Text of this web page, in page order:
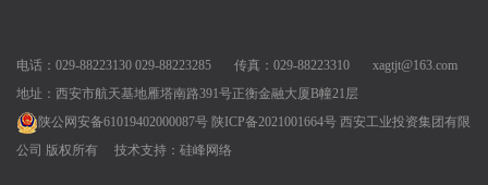
电话：029-88223130 029-88223285 传真：029-88223310 xagtjt@163.com
地址：西安市航天基地雁塔南路391号正衡金融大厦B幢21层
陕公网安备61019402000087号 陕ICP备2021001664号 西安工业投资集团有限
公司 版权所有
技术支持： 硅峰网络